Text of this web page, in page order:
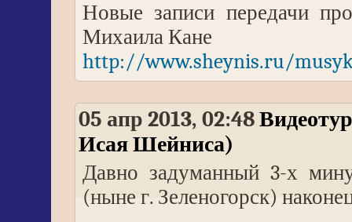
Новые записи передачи
Михаила Кане
http://www.sheynis.ru/
05 апр 2013, 02:48
Исая Шейниса)
Давно задуманный 3-х
(ныне г. Зеленогорск)